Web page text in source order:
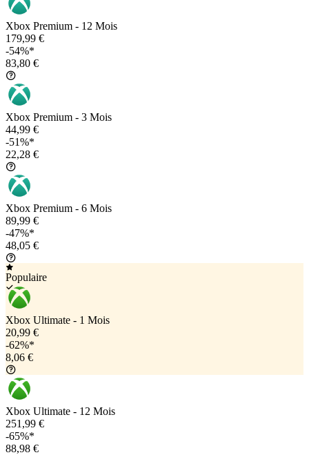
Xbox Premium - 12 Mois
179,99 €
-54%*
83,80 €
Xbox Premium - 3 Mois
44,99 €
-51%*
22,28 €
Xbox Premium - 6 Mois
89,99 €
-47%*
48,05 €
Populaire
Xbox Ultimate - 1 Mois
20,99 €
-62%*
8,06 €
Xbox Ultimate - 12 Mois
251,99 €
-65%*
88,98 €